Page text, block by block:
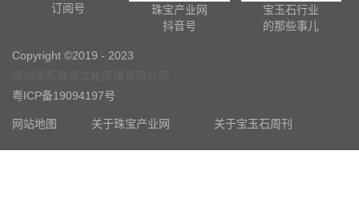
订阅号
珠宝产业网
抖音号
宝玉石行业
的那些事儿
Copyright ©2019 - 2023
粤ICP备19094197号
网站地图 关于珠宝产业网 关于宝玉石周刊